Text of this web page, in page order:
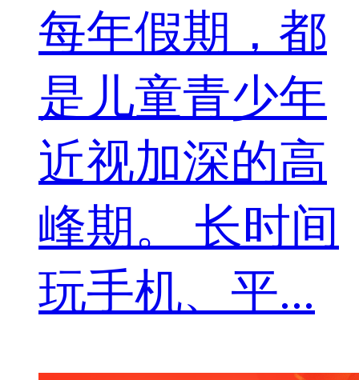
每年假期，都
是儿童青少年
近视加深的高
峰期。 长时间
玩手机、平...